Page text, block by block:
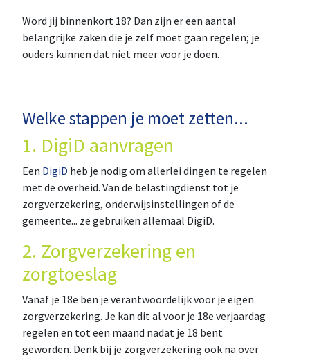
Word jij binnenkort 18? Dan zijn er een aantal
belangrijke zaken die je zelf moet gaan regelen; je
ouders kunnen dat niet meer voor je doen.
Welke stappen je moet zetten...
1. DigiD aanvragen
Een DigiD heb je nodig om allerlei dingen te regelen
met de overheid. Van de belastingdienst tot je
zorgverzekering, onderwijsinstellingen of de
gemeente... ze gebruiken allemaal DigiD.
2. Zorgverzekering en
zorgtoeslag
Vanaf je 18e ben je verantwoordelijk voor je eigen
zorgverzekering. Je kan dit al voor je 18e verjaardag
regelen en tot een maand nadat je 18 bent
geworden. Denk bij je zorgverzekering ook na over